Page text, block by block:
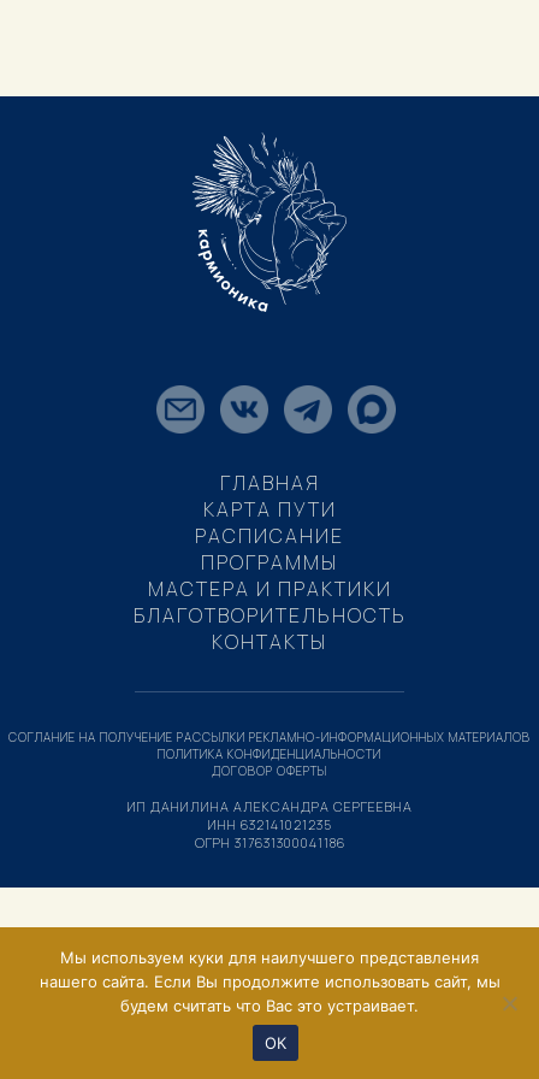
ГЛАВНАЯ
КАРТА ПУТИ
РАСПИСАНИЕ
ПРОГРАММЫ
МАСТЕРА И ПРАКТИКИ
БЛАГОТВОРИТЕЛЬНОСТЬ
КОНТАКТЫ
ИП ДАНИЛИНА АЛЕКСАНДРА СЕРГЕЕВНА
ИНН 632141021235
ОГРН 317631300041186
СОГЛАНИЕ НА ПОЛУЧЕНИЕ РАССЫЛКИ РЕКЛАМНО-ИНФОРМАЦИОННЫХ МАТЕРИАЛОВ
ПОЛИТИКА КОНФИДЕНЦИАЛЬНОСТИ
ДОГОВОР ОФЕРТЫ
Мы используем куки для наилучшего представления
нашего сайта. Если Вы продолжите использовать сайт, мы
будем считать что Вас это устраивает.
ОК